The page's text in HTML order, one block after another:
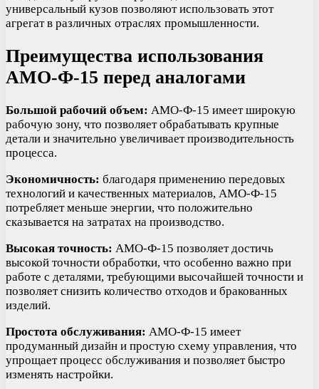
универсальный кузов позволяют использовать этот
агрегат в различных отраслях промышленности.
Преимущества использования
АМО-Ф-15 перед аналогами
Большой рабочий объем: АМО-Ф-15 имеет широкую
рабочую зону, что позволяет обрабатывать крупные
детали и значительно увеличивает производительность
процесса.
Экономичность: благодаря применению передовых
технологий и качественных материалов, АМО-Ф-15
потребляет меньше энергии, что положительно
сказывается на затратах на производство.
Высокая точность: АМО-Ф-15 позволяет достичь
высокой точности обработки, что особенно важно при
работе с деталями, требующими высочайшей точности и
позволяет снизить количество отходов и бракованных
изделий.
Простота обслуживания: АМО-Ф-15 имеет
продуманный дизайн и простую схему управления, что
упрощает процесс обслуживания и позволяет быстро
изменять настройки.